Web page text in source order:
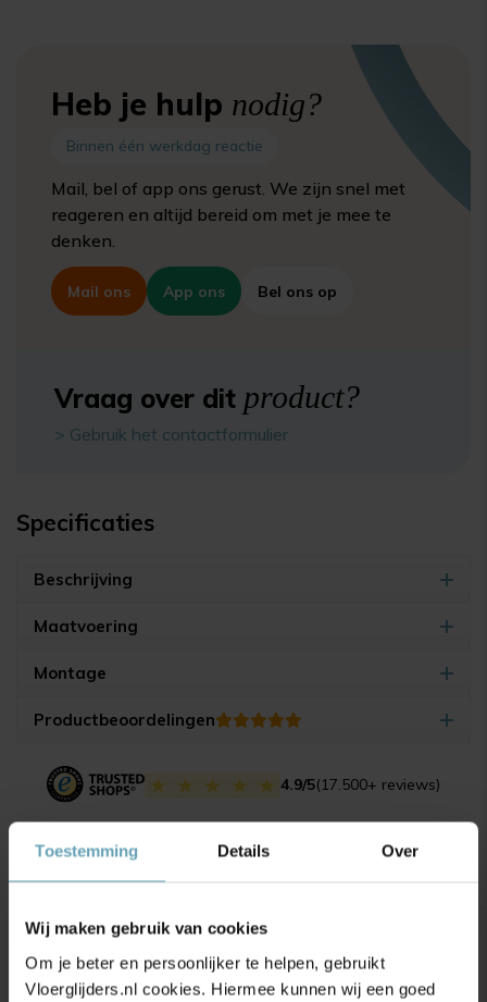
Toestemming Details Over
Wij maken gebruik van cookies
Om je beter en persoonlijker te helpen, gebruikt
Vloerglijders.nl cookies. Hiermee kunnen wij een goed
Heb je hulp nodig?
Binnen één werkdag reactie
Mail, bel of app ons gerust. We zijn snel met
reageren en altijd bereid om met je mee te
denken.
Mail ons App ons Bel ons op
Vraag over dit product?
> Gebruik het contactformulier
Specificaties
Beschrijving
Maatvoering
Montage
Productbeoordelingen
4.9/5(17.500+ reviews)
Gerelateerde producten